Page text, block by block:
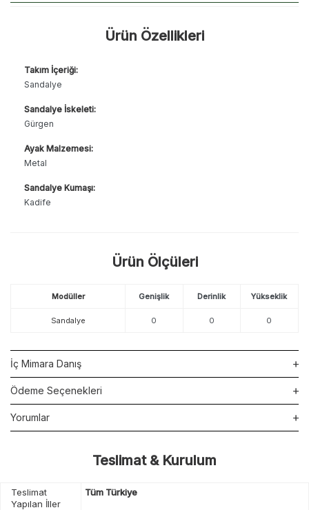
Ürün Özellikleri
Takım İçeriği:
Sandalye
Sandalye İskeleti:
Gürgen
Ayak Malzemesi:
Metal
Sandalye Kumaşı:
Kadife
Ürün Ölçüleri
Modüller Genişlik Derinlik Yükseklik
Sandalye 0 0 0
İç Mimara Danış
Ödeme Seçenekleri
Yorumlar
Teslimat & Kurulum
Teslimat
Yapılan İller
Tüm Türkiye